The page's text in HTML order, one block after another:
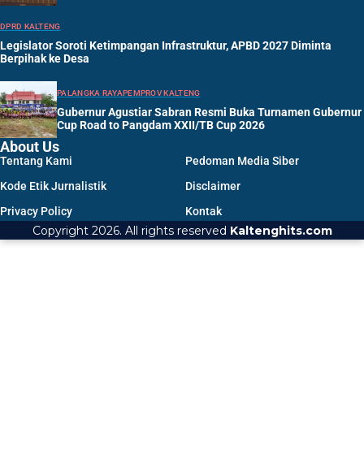
DPRD KALTENG
Legislator Soroti Ketimpangan Infrastruktur, APBD 2027 Diminta
Berpihak ke Desa
PALANGKA RAYAPEMPROV KALTENG
Gubernur Agustiar Sabran Resmi Buka Turnamen Gubernur
Cup Road to Pangdam XXII/TB Cup 2026
About Us
Tentang Kami
Pedoman Media Siber
Kode Etik Jurnalistik
Disclaimer
Privacy Policy
Kontak
Copyright 2026. All rights reserved Kaltenghits.com